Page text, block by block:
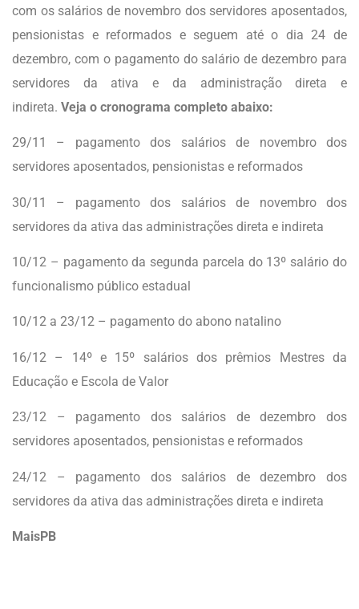
com os salários de novembro dos servidores aposentados,
pensionistas e reformados e seguem até o dia 24 de
dezembro, com o pagamento do salário de dezembro para
servidores da ativa e da administração direta e
indireta. Veja o cronograma completo abaixo:
29/11 – pagamento dos salários de novembro dos
servidores aposentados, pensionistas e reformados
30/11 – pagamento dos salários de novembro dos
servidores da ativa das administrações direta e indireta
10/12 – pagamento da segunda parcela do 13º salário do
funcionalismo público estadual
10/12 a 23/12 – pagamento do abono natalino
16/12 – 14º e 15º salários dos prêmios Mestres da
Educação e Escola de Valor
23/12 – pagamento dos salários de dezembro dos
servidores aposentados, pensionistas e reformados
24/12 – pagamento dos salários de dezembro dos
servidores da ativa das administrações direta e indireta
MaisPB